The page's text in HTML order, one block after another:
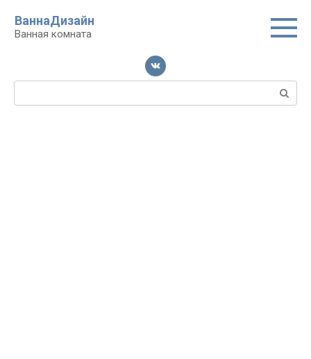
контенту
ВаннаДизайн
Ванная комната
Поиск: